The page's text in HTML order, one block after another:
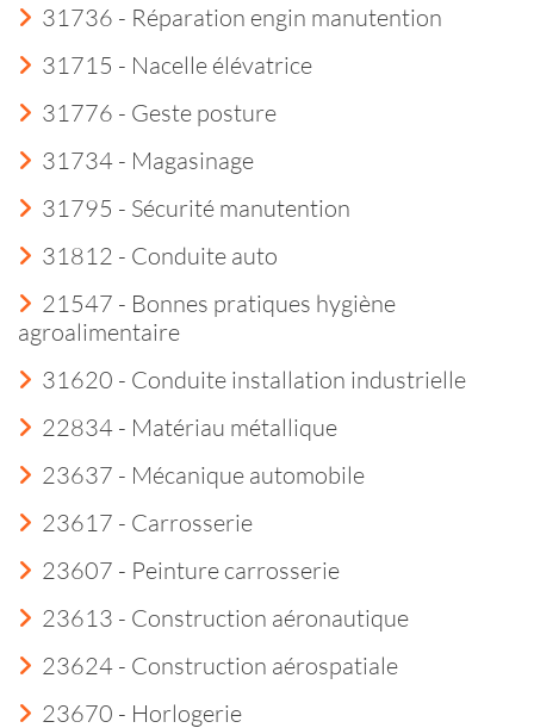
31736 - Réparation engin manutention
31715 - Nacelle élévatrice
31776 - Geste posture
31734 - Magasinage
31795 - Sécurité manutention
31812 - Conduite auto
21547 - Bonnes pratiques hygiène
agroalimentaire
31620 - Conduite installation industrielle
22834 - Matériau métallique
23637 - Mécanique automobile
23617 - Carrosserie
23607 - Peinture carrosserie
23613 - Construction aéronautique
23624 - Construction aérospatiale
23670 - Horlogerie